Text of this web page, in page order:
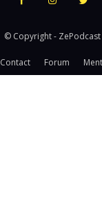
© Copyright - ZePodcast
Contact Forum